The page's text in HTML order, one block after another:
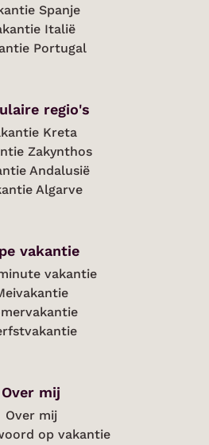
Spanje
Italië
Portugal
regio's
Kreta
Zakynthos
Andalusië
Algarve
vakantie
vakantie
Over mij
Over mij
op vakantie